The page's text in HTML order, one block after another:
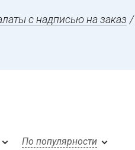
с надписью на заказ
По популярности